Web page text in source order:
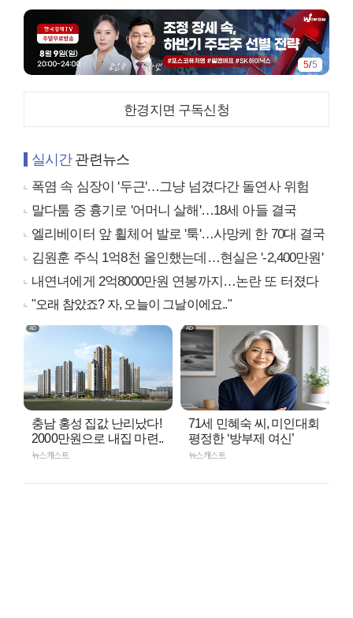
5/5
한경지면 구독신청
실시간관련뉴스
폭염 속 심장이 '두근'…그냥 넘겼다간 돌연사 위험
말다툼 중 흉기로 '어머니 살해'…18세 아들 결국
엘리베이터 앞 휠체어 발로 '툭'…사망케 한 70대 결국
김원훈 주식 1억8천 올인했는데…현실은 '-2,400만원'
내연녀에게 2억8000만원 연봉까지…논란 또 터졌다
"오래 참았죠? 자, 오늘이 그날이에요.."
충남 홍성 집값 난리났다!
2000만원으로 내집 마련..
뉴스캐스트
71세 민혜숙 씨, 미인대회
평정한 ‘방부제 여신’
뉴스캐스트